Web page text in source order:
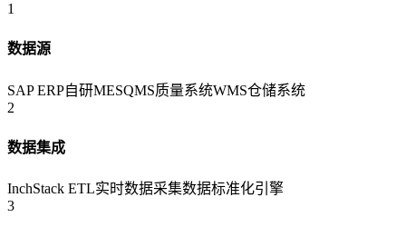
1
数据源
SAP ERP自研MESQMS质量系统WMS仓储系统
2
数据集成
InchStack ETL实时数据采集数据标准化引擎
3